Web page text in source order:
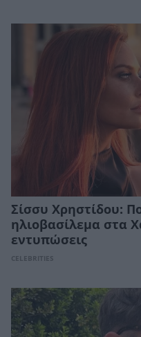
Σίσσυ Χρηστίδου:
ηλιοβασίλεμα στα
εντυπώσεις
CELEBRITIES